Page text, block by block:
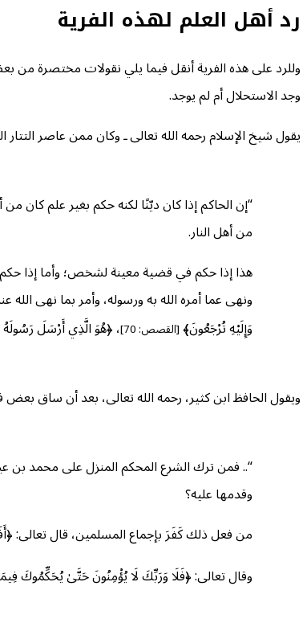
رد أهل العلم لهذه الفرية
وللرد على هذه الفرية أنقل فيما يلي نقولات مختصرة من
وجد الاستحلال أم لم يوجد.
يقول شيخ الإسلام رحمه الله تعالى ـ وكان ممن عاصر التتار
“إن الحاكم إذا كان ديّنًا لكنه حكم بغير علم كان
من أهل النار.
هذا إذا حكم في قضية معينة لشخص؛ وأما إذا حكم
ونهى عما أمره الله به ورسوله، وأمر بما نهى
وَإِلَيْهِ تُرْجَعُونَ﴾[القصص: 70] ، ﴿هُوَ الَّذِي أَرْسَلَ
ويقول الحافظ ابن كثير، رحمه الله تعالى، بعد أن ساق بعض
“.. فمن ترك الشرع المحكم المنزل على محمد بن
وقدمها عليه؟
من فعل ذلك كَفَرَ بإجماع المسلمين، قال تعالى:
وقال تعالى: ﴿فَلَا وَرَبِّكَ لَا يُؤْمِنُونَ حَتَّىٰ يُحَكِّمُوكَ